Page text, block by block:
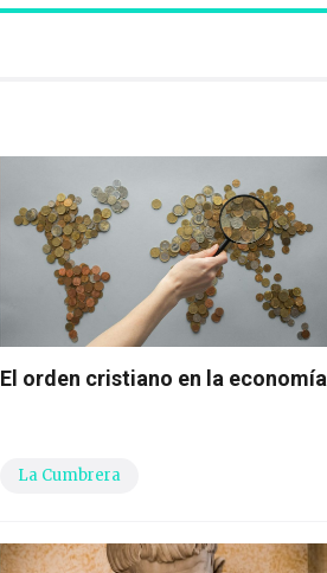
El orden cristiano en la economía
La Cumbrera